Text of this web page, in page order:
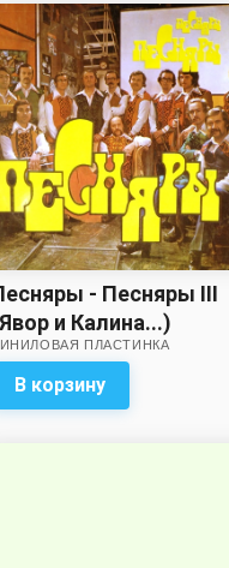
- Песняры III
и Калина...)
ПЛАСТИНКА
В корзину